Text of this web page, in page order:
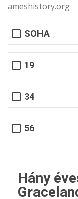
ameshistory.org
SOHA
19
34
56
Hány